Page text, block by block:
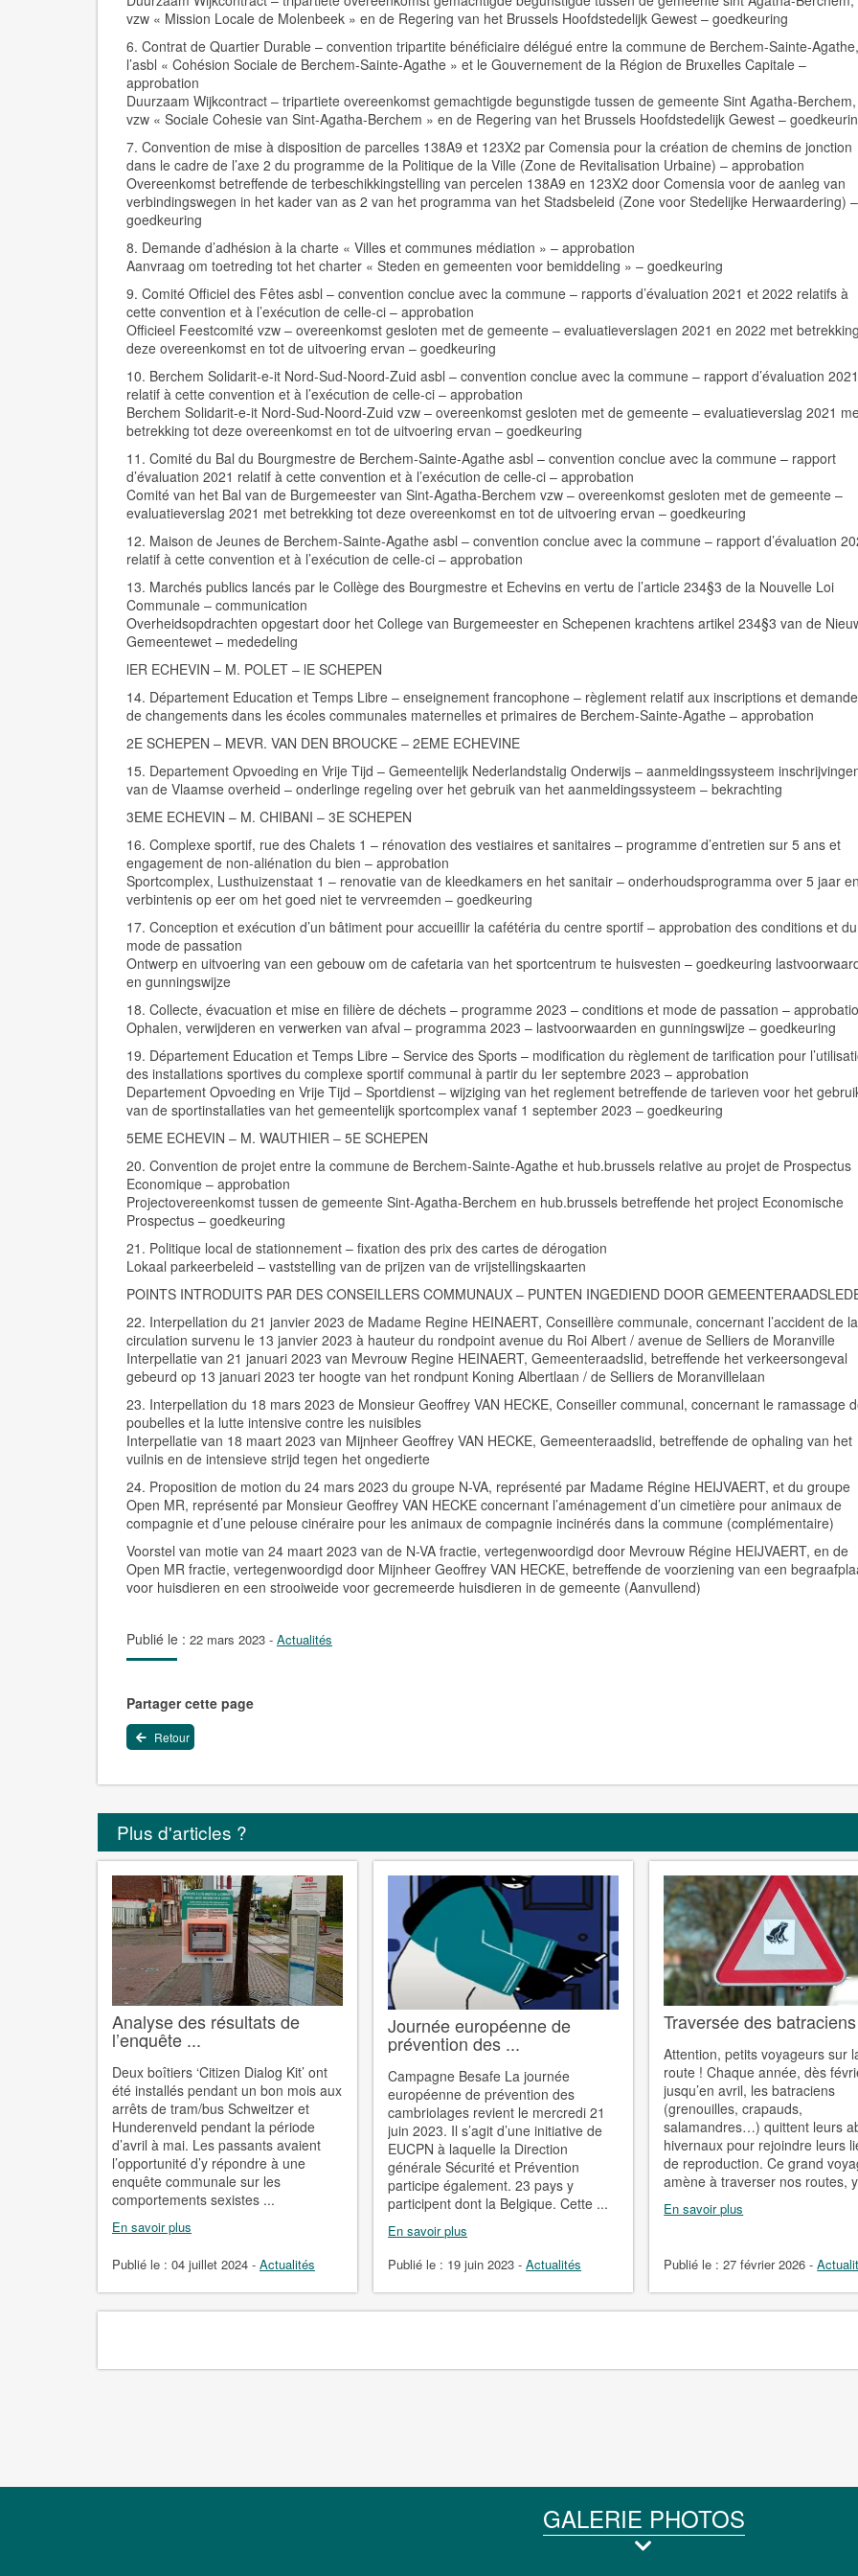
vzw « Mission Locale de Molenbeek » en de Regering van het Brussels Hoofdstedelijk Gewest – goedkeuring
6. Contrat de Quartier Durable – convention tripartite bénéficiaire délégué entre la commune de Berchem-Sainte-Agathe,
l’asbl « Cohésion Sociale de Berchem-Sainte-Agathe » et le Gouvernement de la Région de Bruxelles Capitale –
approbation
Duurzaam Wijkcontract – tripartiete overeenkomst gemachtigde begunstigde tussen de gemeente Sint­ Agatha-
vzw « Sociale Cohesie van Sint-Agatha-Berchem » en de Regering van het Brussels Hoofdstedelijk Gewest –
7. Convention de mise à disposition de parcelles 138A9 et 123X2 par Comensia pour la création de chemins de jonction
dans le cadre de l’axe 2 du programme de la Politique de la Ville (Zone de Revitalisation Urbaine) – approbation
Overeenkomst betreffende de terbeschikkingstelling van percelen 138A9 en 123X2 door Comensia voor de aanleg van
verbindingswegen in het kader van as 2 van het programma van het Stadsbeleid (Zone voor Stedelijke Herwaardering) –
goedkeuring
8. Demande d’adhésion à la charte « Villes et communes médiation » – approbation
Aanvraag om toetreding tot het charter « Steden en gemeenten voor bemiddeling » – goedkeuring
9. Comité Officiel des Fêtes asbl – convention conclue avec la commune – rapports d’évaluation 2021 et 2022 relatifs à
cette convention et à l’exécution de celle-ci – approbation
Officieel Feestcomité vzw – overeenkomst gesloten met de gemeente – evaluatieverslagen 2021 en 2022 met
deze overeenkomst en tot de uitvoering ervan – goedkeuring
10. Berchem Solidarit-e-it Nord-Sud-Noord-Zuid asbl – convention conclue avec la commune – rapport d’évaluation 2021
relatif à cette convention et à l’exécution de celle-ci – approbation
Berchem Solidarit-e-it Nord-Sud-Noord-Zuid vzw – overeenkomst gesloten met de gemeente – evaluatieverslag 2021
betrekking tot deze overeenkomst en tot de uitvoering ervan – goedkeuring
11. Comité du Bal du Bourgmestre de Berchem-Sainte-Agathe asbl – convention conclue avec la commune – rapport
d’évaluation 2021 relatif à cette convention et à l’exécution de celle-ci – approbation
Comité van het Bal van de Burgemeester van Sint-Agatha-Berchem vzw – overeenkomst gesloten met de gemeente –
evaluatieverslag 2021 met betrekking tot deze overeenkomst en tot de uitvoering ervan – goedkeuring
12. Maison de Jeunes de Berchem-Sainte-Agathe asbl – convention conclue avec la commune – rapport d’évaluation
relatif à cette convention et à l’exécution de celle-ci – approbation
13. Marchés publics lancés par le Collège des Bourgmestre et Echevins en vertu de l’article 234§3 de la Nouvelle Loi
Communale – communication
Overheidsopdrachten opgestart door het College van Burgemeester en Schepenen krachtens artikel 234§3 van de
Gemeentewet – mededeling
lER ECHEVIN – M. POLET – lE SCHEPEN
14. Département Education et Temps Libre – enseignement francophone – règlement relatif aux inscriptions et
de changements dans les écoles communales maternelles et primaires de Berchem-Sainte-Agathe – approbation
2E SCHEPEN – MEVR. VAN DEN BROUCKE – 2EME ECHEVINE
15. Departement Opvoeding en Vrije Tijd – Gemeentelijk Nederlandstalig Onderwijs – aanmeldingssysteem
van de Vlaamse overheid – onderlinge regeling over het gebruik van het aanmeldingssysteem – bekrachting
3EME ECHEVIN – M. CHIBANI – 3E SCHEPEN
16. Complexe sportif, rue des Chalets 1 – rénovation des vestiaires et sanitaires – programme d’entretien sur 5 ans et
engagement de non-aliénation du bien – approbation
Sportcomplex, Lusthuizenstaat 1 – renovatie van de kleedkamers en het sanitair – onderhoudsprogramma over 5 jaar en
verbintenis op eer om het goed niet te vervreemden – goedkeuring
17. Conception et exécution d’un bâtiment pour accueillir la cafétéria du centre sportif – approbation des conditions et du
mode de passation
Ontwerp en uitvoering van een gebouw om de cafetaria van het sportcentrum te huisvesten – goedkeuring
en gunningswijze
18. Collecte, évacuation et mise en filière de déchets – programme 2023 – conditions et mode de passation –
Ophalen, verwijderen en verwerken van afval – programma 2023 – lastvoorwaarden en gunningswijze – goedkeuring
19. Département Education et Temps Libre – Service des Sports – modification du règlement de tarification pour
des installations sportives du complexe sportif communal à partir du Ier septembre 2023 – approbation
Departement Opvoeding en Vrije Tijd – Sportdienst – wijziging van het reglement betreffende de tarieven voor het
van de sportinstallaties van het gemeentelijk sportcomplex vanaf 1 september 2023 – goedkeuring
5EME ECHEVIN – M. WAUTHIER – 5E SCHEPEN
20. Convention de projet entre la commune de Berchem-Sainte-Agathe et hub.brussels relative au projet de Prospectus
Economique – approbation
Projectovereenkomst tussen de gemeente Sint-Agatha-Berchem en hub.brussels betreffende het project Economische
Prospectus – goedkeuring
21. Politique local de stationnement – fixation des prix des cartes de dérogation
Lokaal parkeerbeleid – vaststelling van de prijzen van de vrijstellingskaarten
POINTS INTRODUITS PAR DES CONSEILLERS COMMUNAUX – PUNTEN INGEDIEND DOOR
22. Interpellation du 21 janvier 2023 de Madame Regine HEINAERT, Conseillère communale, concernant l’accident de la
circulation survenu le 13 janvier 2023 à hauteur du rondpoint avenue du Roi Albert / avenue de Selliers de Moranville
Interpellatie van 21 januari 2023 van Mevrouw Regine HEINAERT, Gemeenteraadslid, betreffende het verkeersongeval
gebeurd op 13 januari 2023 ter hoogte van het rondpunt Koning Albertlaan / de Selliers de Moranvillelaan
23. Interpellation du 18 mars 2023 de Monsieur Geoffrey VAN HECKE, Conseiller communal, concernant le ramassage
poubelles et la lutte intensive contre les nuisibles
Interpellatie van 18 maart 2023 van Mijnheer Geoffrey VAN HECKE, Gemeenteraadslid, betreffende de ophaling van het
vuilnis en de intensieve strijd tegen het ongedierte
24. Proposition de motion du 24 mars 2023 du groupe N-VA, représenté par Madame Régine HEIJVAERT, et du groupe
Open MR, représenté par Monsieur Geoffrey VAN HECKE concernant l’aménagement d’un cimetière pour animaux de
compagnie et d’une pelouse cinéraire pour les animaux de compagnie incinérés dans la commune (complémentaire)
Voorstel van motie van 24 maart 2023 van de N-VA fractie, vertegenwoordigd door Mevrouw Régine HEIJVAERT, en de
Open MR fractie, vertegenwoordigd door Mijnheer Geoffrey VAN HECKE, betreffende de voorziening van een
voor huisdieren en een strooiweide voor gecremeerde huisdieren in de gemeente (Aanvullend)
Publié le : 22 mars 2023 - Actualités
Partager cette page
Retour
Plus d'articles ?
Analyse des résultats de
l’enquête ...
Deux boîtiers ‘Citizen Dialog Kit’ ont
été installés pendant un bon mois aux
arrêts de tram/bus Schweitzer et
Hunderenveld pendant la période
d’avril à mai. Les passants avaient
l’opportunité d’y répondre à une
enquête communale sur les
comportements sexistes ...
En savoir plus
Publié le : 04 juillet 2024 - Actualités
Journée européenne de
prévention des ...
Campagne Besafe La journée
européenne de prévention des
cambriolages revient le mercredi 21
juin 2023. Il s’agit d’une initiative de
EUCPN à laquelle la Direction
générale Sécurité et Prévention
participe également. 23 pays y
participent dont la Belgique. Cette ...
En savoir plus
Publié le : 19 juin 2023 -Actualités
Traversée des batraciens
Attention, petits voyageurs sur
route ! Chaque année, dès
jusqu’en avril, les batraciens
(grenouilles, crapauds,
salamandres…) quittent leurs
hivernaux pour rejoindre leurs
de reproduction. Ce grand
amène à traverser nos routes,
En savoir plus
Publié le :27 février 2026 -
GALERIE PHOTOS